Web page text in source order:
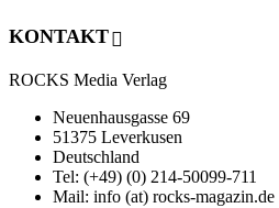
KONTAKT
ROCKS Media Verlag
Neuenhausgasse 69
51375 Leverkusen
Deutschland
Tel: (+49) (0) 214-50099-711
Mail: info (at) rocks-magazin.de